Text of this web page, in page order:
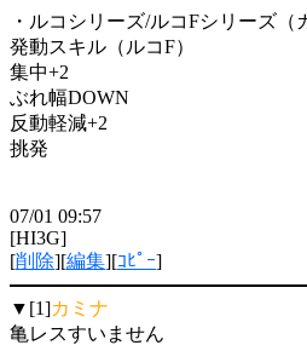
・ルコシリーズ/ルコFシリーズ（
発動スキル（ルコF）
集中+2
ぶれ幅DOWN
反動軽減+2
挑発
07/01 09:57
[HI3G]
[削除][編集][ｺﾋﾟｰ]
▼[1]カミナ
亀レスすいません